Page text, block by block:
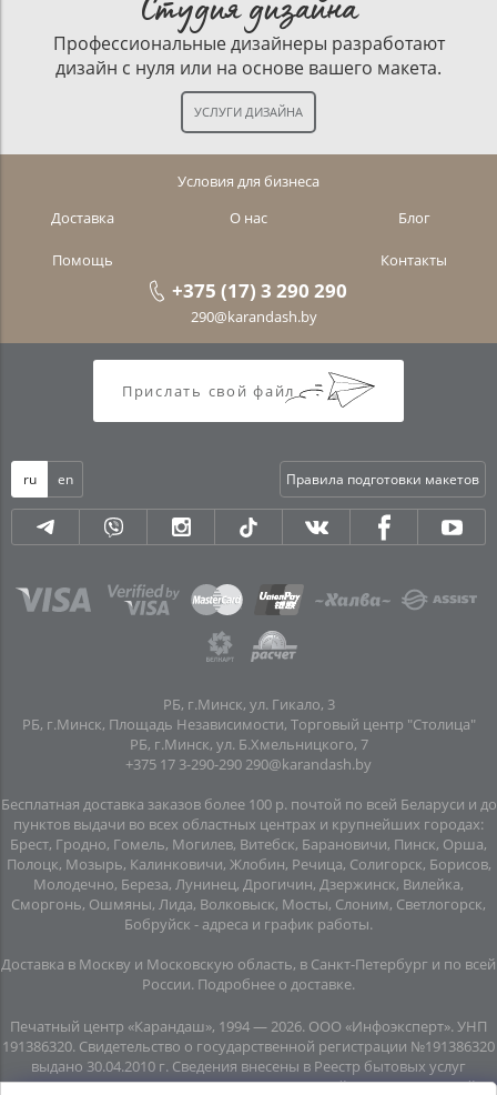
Профессиональные дизайнеры разработают
дизайн с нуля или на основе вашего макета.
Условия для бизнеса
Доставка
О нас Блог
Помощь Контакты
+375 (17) 3 290 290
290@karandash.by
Прислать свой файл
ru en Правила подготовки макетов
РБ, г.Минск, ул. Гикало, 3
РБ, г.Минск, Площадь Независимости, Торговый центр "Столица"
РБ, г.Минск, ул. Б.Хмельницкого, 7
+375 17 3-290-290 290@karandash.by
Бесплатная доставка заказов более 100 р. почтой по всей Беларуси и до
пунктов выдачи во всех областных центрах и крупнейших городах:
Брест, Гродно, Гомель, Могилев, Витебск, Барановичи, Пинск, Орша,
Полоцк, Мозырь, Калинковичи, Жлобин, Речица, Солигорск, Борисов,
Молодечно, Береза, Лунинец, Дрогичин, Дзержинск, Вилейка,
Сморгонь, Ошмяны, Лида, Волковыск, Мосты, Слоним, Светлогорск,
Бобруйск - адреса и график работы.
Доставка в Москву и Московскую область, в Санкт-Петербург и по всей
Росcии. Подробнее о доставке.
Печатный центр «Карандаш», 1994 — 2026. ООО «Инфоэксперт». УНП
191386320. Свидетельство о государственной регистрации №191386320
выдано 30.04.2010 г. Сведения внесены в Реестр бытовых услуг
08.06.2015г. (свидетельство №20445). Почтовый адрес: подземный